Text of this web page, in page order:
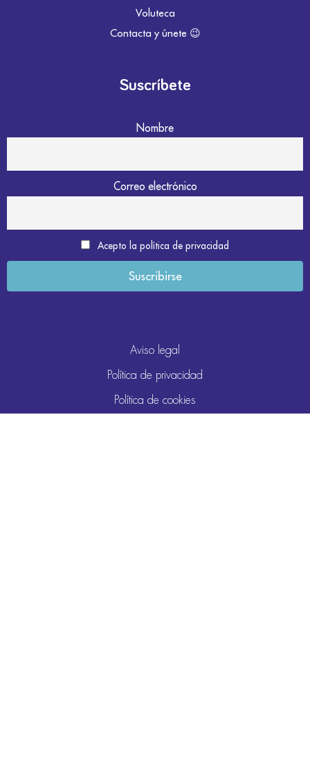
Voluteca
Contacta y únete 😉
Suscríbete
Nombre
Correo electrónico
Acepto la política de privacidad
Aviso legal
Política de privacidad
Política de cookies